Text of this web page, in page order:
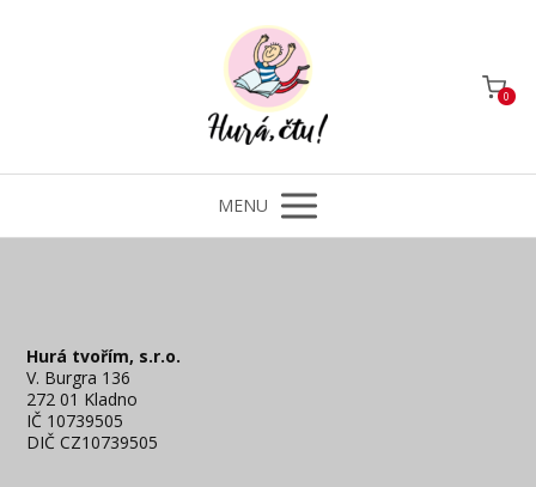
0
MENU
Hurá tvořím, s.r.o.
V. Burgra 136
272 01 Kladno
IČ 10739505
DIČ CZ10739505